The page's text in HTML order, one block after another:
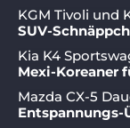
KGM Tivoli und
SUV-
Kia K4
Mexi-Koreaner
Mazda CX-5
Entspannungs-